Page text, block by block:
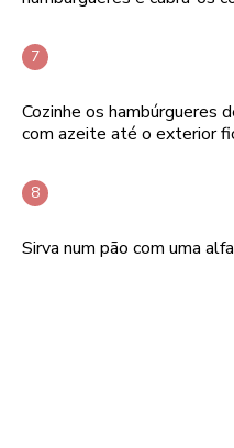
Cozinhe os hambúrgueres
com azeite até o exterior
Sirva num pão com uma